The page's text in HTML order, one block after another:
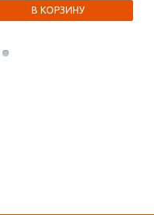
В КОРЗИНУ